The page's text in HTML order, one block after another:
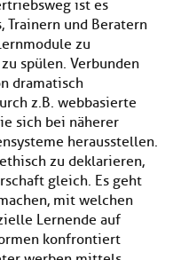
ist es
Trainern und Beratern
zu
spülen. Verbunden
dramatisch
z.B. webbasierte
sich bei näherer
herausstellen.
zu deklarieren,
gleich. Es geht
mit welchen
Lernende auf
konfrontiert